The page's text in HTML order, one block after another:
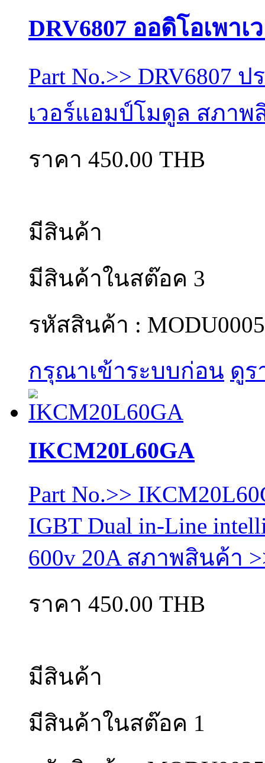
DRV6807 ออดิโอเพา
Part No.>> DRV6807
เวอร์แอมป์โมดูล สภา
ราคา 450.00 THB
มีสินค้า
มีสินค้าในสต๊อค 3
รหัสสินค้า : MODU0005
กรุณาเข้าระบบก่อน ดูร
IKCM20L60GA
Part No.>>
IGBT Dual in-Line
600v 20A สภาพสินค้า
ราคา 450.00 THB
มีสินค้า
มีสินค้าในสต๊อค 1